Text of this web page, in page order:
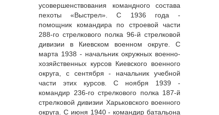
усовершенствования командного состава
пехоты «Выстрел». С 1936 года -
помощник командира по строевой части
288-го стрелкового полка 96-й стрелковой
дивизии в Киевском военном округе. С
марта 1938 - начальник окружных военно-
хозяйственных курсов Киевского военного
округа, с сентября - начальник учебной
части этих курсов. С ноября 1939 -
командир 236-го стрелкового полка 187-й
стрелковой дивизии Харьковского военного
округа. С июня 1940 - командир батальона